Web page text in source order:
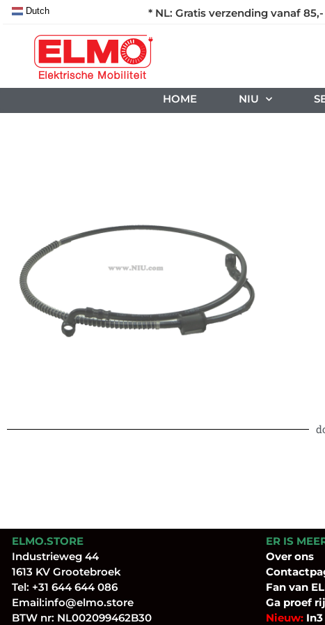
* NL: Gratis verzending vanaf 85,-
Dutch
HOME NIU
ELMO.STORE
Industrieweg 44
1613 KV Grootebroek
Tel: +31 644 644 086
Email:info@elmo.store
BTW nr: NL002099462B30
ER IS
Over ons
Fanvan
Ga proef
Nieuw:In3